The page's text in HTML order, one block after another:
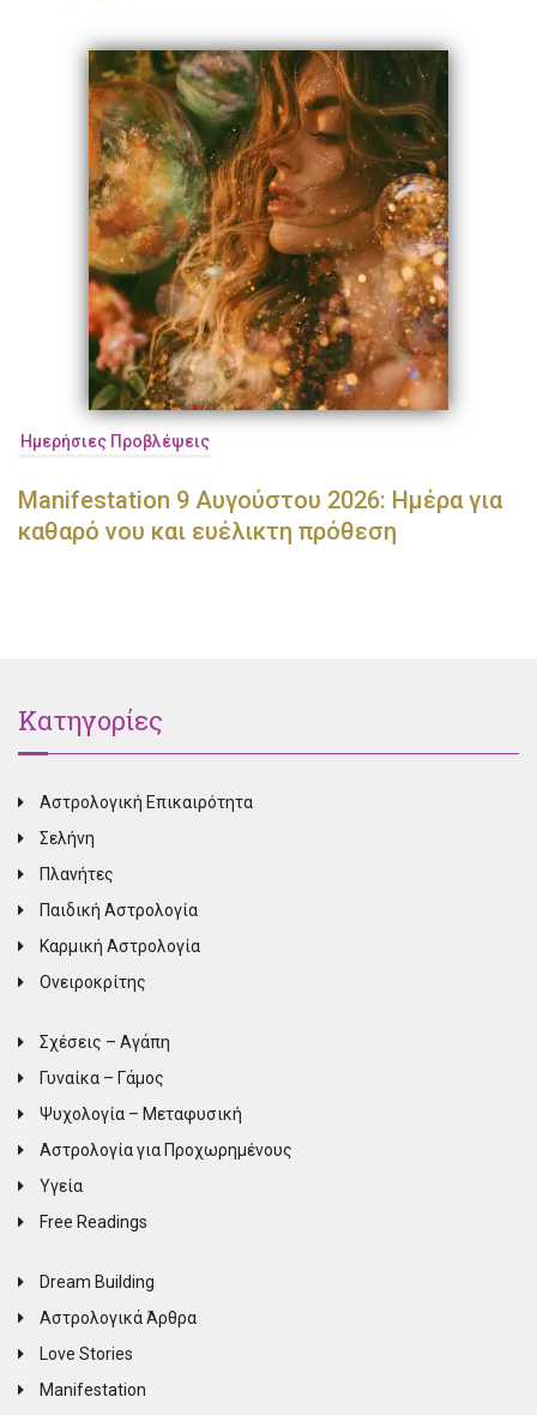
Ημερήσιες Προβλέψεις
Manifestation 9 Αυγούστου 2026: Ημέρα για
καθαρό νου και ευέλικτη πρόθεση
Κατηγορίες
Αστρολογική Επικαιρότητα
Σελήνη
Πλανήτες
Παιδική Αστρολογία
Καρμική Αστρολογία
Ονειροκρίτης
Σχέσεις – Αγάπη
Γυναίκα – Γάμος
Ψυχολογία – Μεταφυσική
Αστρολογία για Προχωρημένους
Υγεία
Free Readings
Dream Building
Αστρολογικά Άρθρα
Love Stories
Manifestation